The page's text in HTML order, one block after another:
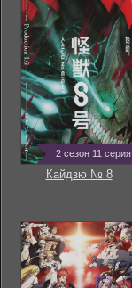
2 сезон 11 серия
Кайдзю № 8